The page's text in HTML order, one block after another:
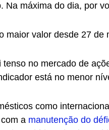
Na máxima do dia, por
maior valor desde 27
tenso no mercado de
está no menor
como
a manutenção do